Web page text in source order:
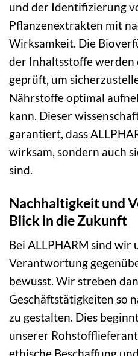
und der Identifizierung
Pflanzenextrakten mit
Wirksamkeit. Die
der Inhaltsstoffe werden
geprüft, um
Nährstoffe optimal
kann. Dieser
garantiert, dass
wirksam, sondern auch
sind.
Nachhaltigkeit und
Blick in die Zukunft
Bei ALLPHARM sind wir
Verantwortung
bewusst. Wir streben
Geschäftstätigkeiten so
zu gestalten. Dies
unserer